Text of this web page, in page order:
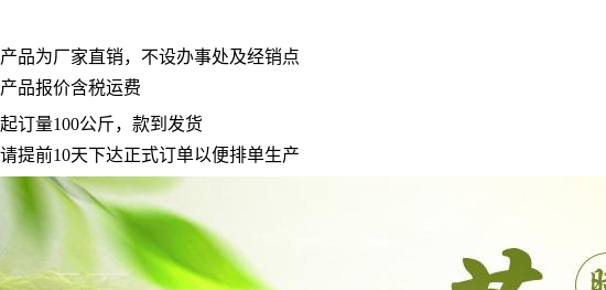
产品为厂家直销，不设办事处及经销点
产品报价含税运费
起订量100公斤，款到发货
请提前10天下达正式订单以便排单生产